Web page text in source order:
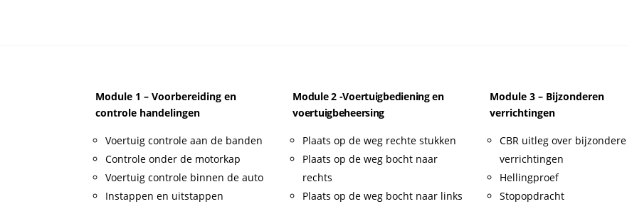
Module 1 – Voorbereiding en
controle handelingen
Voertuig controle aan de banden
Controle onder de motorkap
Voertuig controle binnen de auto
Instappen en uitstappen
Module 2 -Voertuigbediening en
voertuigbeheersing
Plaats op de weg rechte stukken
Plaats op de weg bocht naar
rechts
Plaats op de weg bocht naar links
Module 3 – Bijzonderen
verrichtingen
CBR uitleg over bijzondere
verrichtingen
Hellingproef
Stopopdracht